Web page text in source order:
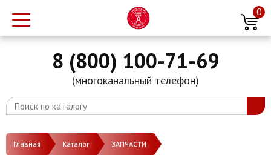
0
8 (800) 100-71-69
(многоканальный телефон)
Главная Каталог ЗАПЧАСТИ